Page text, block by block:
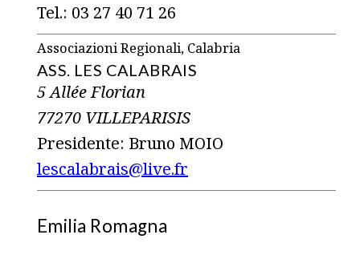
Tel.: 03 27 40 71 26
Associazioni Regionali, Calabria
ASS. LES CALABRAIS
5 Allée Florian
77270 VILLEPARISIS
Presidente: Bruno MOIO
lescalabrais@live.fr
Emilia Romagna